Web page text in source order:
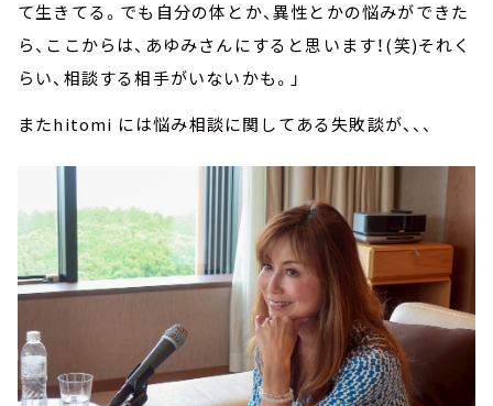
て生きてる。でも自分の体とか、異性とかの悩みができた
ら、ここからは、あゆみさんにすると思います！(笑)それく
らい、相談する相手がいないかも。」
またhitomi には悩み相談に関してある失敗談が、、、